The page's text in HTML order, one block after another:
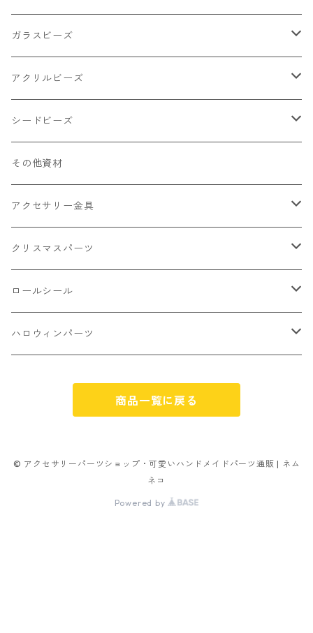
小物
カップ
リング イヤリング パーツ
チェーンパーツ
プラチャーム
食べ物系
キャンディ
ドーナツ
パン
ゼリー
アニマル系
うさぎ
くま
スライス棒
フレーク カット済
シール付き
フルーツ系 野菜果物
お花
ミニパーツ ネイル
雑貨系
ガラスビーズ
ミレフィオリ
ランプワーク
キャッツアイ
アクリルビーズ
丸玉6㎜ ラウンド
丸玉8㎜ ラウンド
カボチャ
クラック
ソロバン型
アルファベット
スノーフレーク
フレーム
シードビーズ
ミックス
2㎜
不透明
3㎜
不透明タイプ
ミックスタイプ
4㎜
その他資材
アクセサリー金具
カラー丸カン
10㎜
ボールチップ
ピアスパーツ
つぶし玉
クリスマスパーツ
プラチャーム
デコパーツ 貼り付けパーツ
ステッカー シール
アクリルビーズ
ロールシール
サンキュー
アニマル
ハロウィンパーツ
その他
商品一覧に戻る
© アクセサリーパーツショップ・可愛いハンドメイドパーツ通販 | ネム
ネコ
Powered by